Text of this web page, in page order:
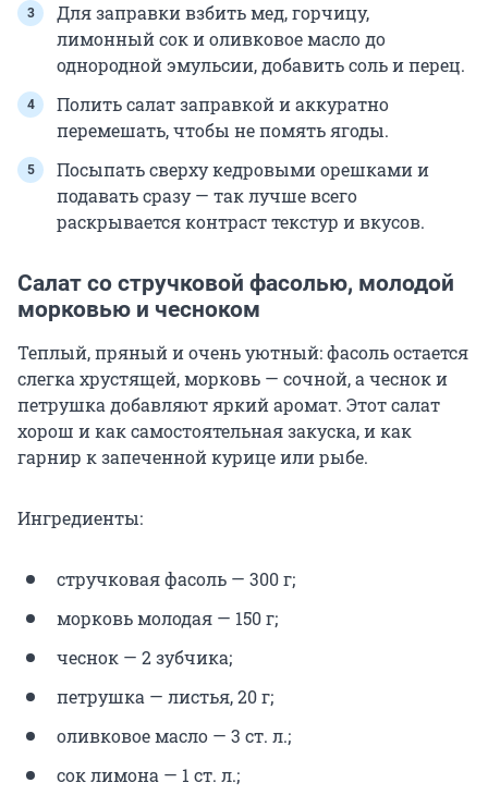
Для заправки взбить мед, горчицу,
лимонный сок и оливковое масло до
однородной эмульсии, добавить соль и перец.
Полить салат заправкой и аккуратно
перемешать, чтобы не помять ягоды.
Посыпать сверху кедровыми орешками и
подавать сразу — так лучше всего
раскрывается контраст текстур и вкусов.
Салат со стручковой фасолью, молодой
морковью и чесноком
Теплый, пряный и очень уютный: фасоль остается
слегка хрустящей, морковь — сочной, а чеснок и
петрушка добавляют яркий аромат. Этот салат
хорош и как самостоятельная закуска, и как
гарнир к запеченной курице или рыбе.
Ингредиенты:
стручковая фасоль — 300 г;
морковь молодая — 150 г;
чеснок — 2 зубчика;
петрушка — листья, 20 г;
оливковое масло — 3 ст. л.;
сок лимона — 1 ст. л.;